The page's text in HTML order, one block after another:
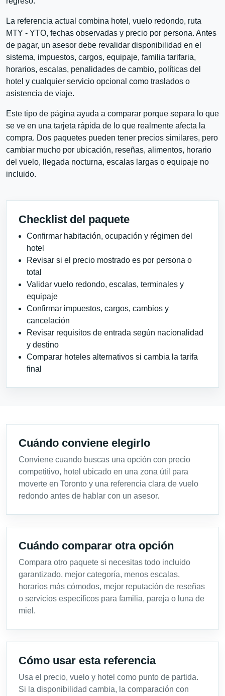
La referencia actual combina hotel, vuelo redondo, ruta
MTY - YTO, fechas observadas y precio por persona. Antes
de pagar, un asesor debe revalidar disponibilidad en el
sistema, impuestos, cargos, equipaje, familia tarifaria,
horarios, escalas, penalidades de cambio, políticas del
hotel y cualquier servicio opcional como traslados o
asistencia de viaje.
Este tipo de página ayuda a comparar porque separa lo que
se ve en una tarjeta rápida de lo que realmente afecta la
compra. Dos paquetes pueden tener precios similares, pero
cambiar mucho por ubicación, reseñas, alimentos, horario
del vuelo, llegada nocturna, escalas largas o equipaje no
incluido.
Checklist del paquete
Confirmar habitación, ocupación y régimen del
hotel
Revisar si el precio mostrado es por persona o
total
Validar vuelo redondo, escalas, terminales y
equipaje
Confirmar impuestos, cargos, cambios y
cancelación
Revisar requisitos de entrada según nacionalidad
y destino
Comparar hoteles alternativos si cambia la tarifa
final
Cuándo conviene elegirlo
Conviene cuando buscas una opción con precio
competitivo, hotel ubicado en una zona útil para
moverte en Toronto y una referencia clara de vuelo
redondo antes de hablar con un asesor.
Cuándo comparar otra opción
Compara otro paquete si necesitas todo incluido
garantizado, mejor categoría, menos escalas,
horarios más cómodos, mejor reputación de reseñas
o servicios específicos para familia, pareja o luna de
miel.
Cómo usar esta referencia
Usa el precio, vuelo y hotel como punto de partida.
Si la disponibilidad cambia, la comparación con